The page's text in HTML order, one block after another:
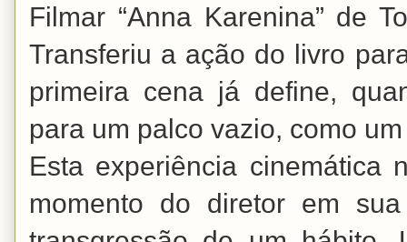
Filmar “Anna Karenina” de
Transferiu a ação do livro
primeira cena já define,
para um palco vazio, como
Esta experiência cinemática
momento do diretor em